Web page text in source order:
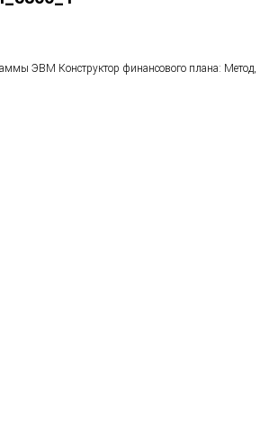
ЭВМ Конструктор финансового плана: Метод,